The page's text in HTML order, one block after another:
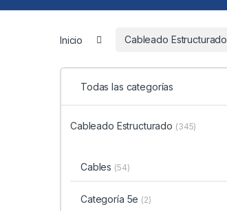
Inicio Cableado Estructurado
Todas las categorías
Cableado Estructurado (345)
Cables (54)
Categoría 5e (2)